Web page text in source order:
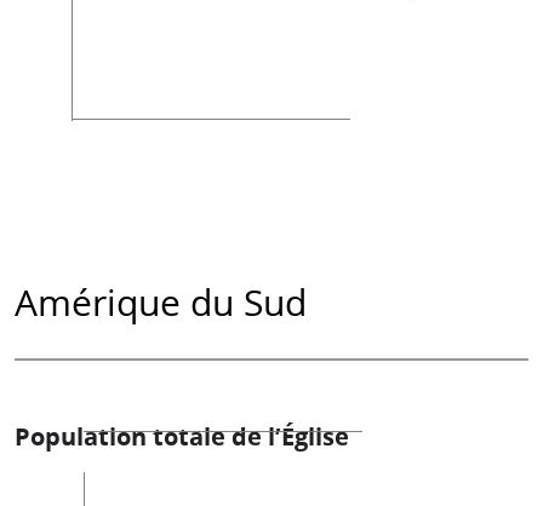
Amérique du Sud
Population totale de l’Église